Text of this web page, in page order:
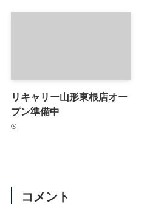
リキャリー山形東根店オー
プン準備中
コメント